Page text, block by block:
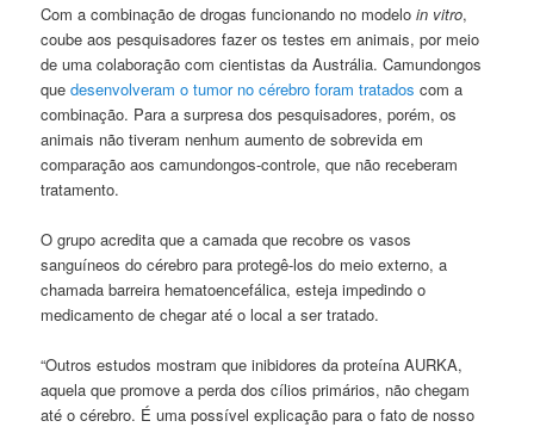
Com a combinação de drogas funcionando no modeloin vitro,
coube aos pesquisadores fazer os testes em animais, por meio
de uma colaboração com cientistas da Austrália. Camundongos
quedesenvolveram o tumor no cérebro foram tratados com a
combinação. Para a surpresa dos pesquisadores, porém, os
animais não tiveram nenhum aumento de sobrevida em
comparação aos camundongos-controle, que não receberam
tratamento.
O grupo acredita que a camada que recobre os vasos
sanguíneos do cérebro para protegê-los do meio externo, a
chamada barreira hematoencefálica, esteja impedindo o
medicamento de chegar até o local a ser tratado.
“Outros estudos mostram que inibidores da proteína AURKA,
aquela que promove a perda dos cílios primários, não chegam
até o cérebro. É uma possível explicação para o fato de nosso